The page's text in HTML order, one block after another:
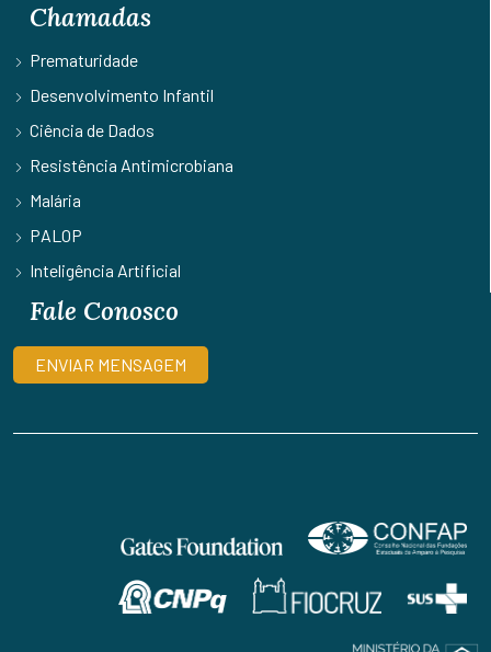
Chamadas
Prematuridade
Desenvolvimento Infantil
Ciência de Dados
Resistência Antimicrobiana
Malária
PALOP
Inteligência Artificial
Fale Conosco
ENVIAR MENSAGEM